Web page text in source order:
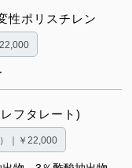
性ポリスチレン
フタレート)
）｜￥22,000